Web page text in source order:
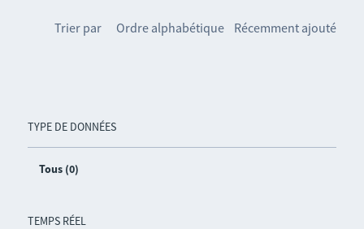
TYPE DE DONNÉES
Tous (0)
TEMPS RÉEL
Trier par Ordre alphabétique Récemment ajouté